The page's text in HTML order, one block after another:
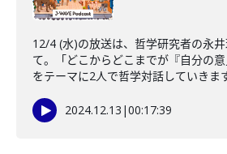
12/4 (水)の放送は、哲学研究者の永
て。「どこからどこまでが『自分の意
をテーマに2人で哲学対話していきます
2024.12.13 |00:17:39